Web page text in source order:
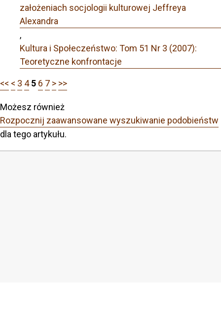
założeniach socjologii kulturowej Jeffreya
Alexandra
,
Kultura i Społeczeństwo: Tom 51 Nr 3 (2007):
Teoretyczne konfrontacje
<< < 3 4 5 6 7 > >>
Możesz również
Rozpocznij zaawansowane wyszukiwanie podobieństw
dla tego artykułu.